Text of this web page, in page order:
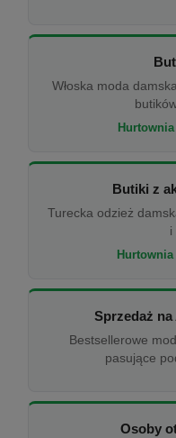
Włoska moda
Butiki z
Turecka odzież
i
Sprzedaż
Bestsellerowe
pasujące
Osoby